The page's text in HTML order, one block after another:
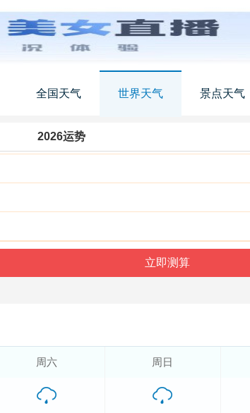
全国天气 世界天气 景点天气
2026运势
周六 周日